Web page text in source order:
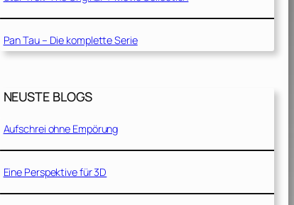
Pan Tau – Die komplette Serie
NEUSTE BLOGS
Aufschrei ohne Empörung
Eine Perspektive für 3D